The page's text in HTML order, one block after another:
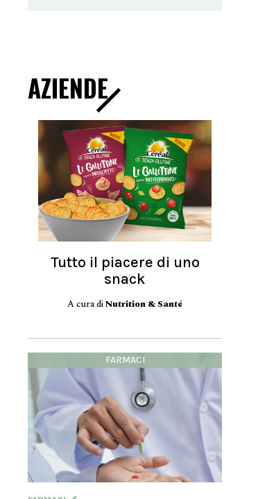
AZIENDE
Tutto il piacere di uno
snack
A cura diNutrition & Santé
FARMACI